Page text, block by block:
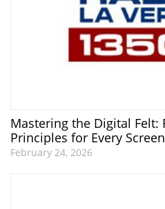
Mastering the Digital Felt:
Principles for Every
February 24, 2026